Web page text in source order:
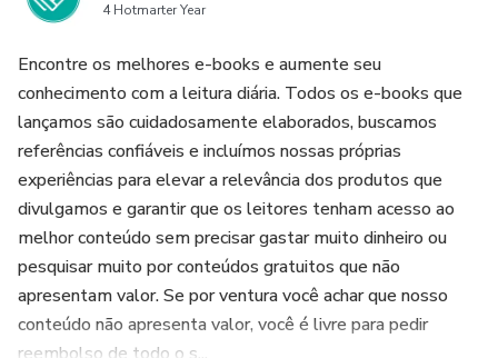
4 Hotmarter Year
Encontre os melhores e-books e aumente seu
conhecimento com a leitura diária. Todos os e-books que
lançamos são cuidadosamente elaborados, buscamos
referências confiáveis e incluímos nossas próprias
experiências para elevar a relevância dos produtos que
divulgamos e garantir que os leitores tenham acesso ao
melhor conteúdo sem precisar gastar muito dinheiro ou
pesquisar muito por conteúdos gratuitos que não
apresentam valor. Se por ventura você achar que nosso
conteúdo não apresenta valor, você é livre para pedir